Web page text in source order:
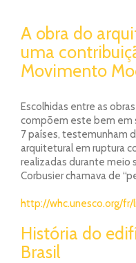
A obra do
uma
Movimento
Escolhidas entre as
compõem este bem em
7 países, testemunham
arquitetural em ruptura
realizadas durante meio
Corbusier chamava de
http://whc.unesco.org/fr/
História do
Brasil